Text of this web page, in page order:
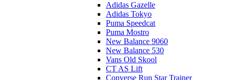
Adidas Gazelle
Adidas Tokyo
Puma Speedcat
Puma Mostro
New Balance 9060
New Balance 530
Vans Old Skool
CT AS Lift
Converse Run Star Trainer